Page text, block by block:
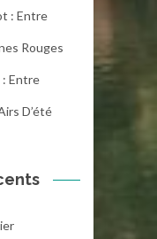
: Entre
Rouges
: Entre
D’été